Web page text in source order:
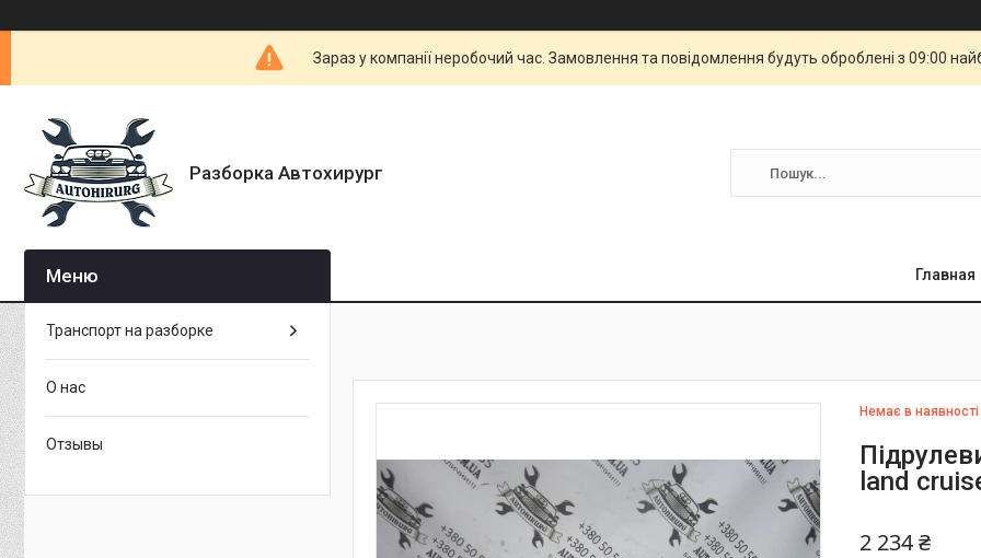
Зараз у компанії неробочий час. Замовлення та повідомлення будуть оброблені з 09:00
Разборка Автохирург
Главная
Немає в наявності
land
2 234 ₴
Транспорт на разборке
О нас
Отзывы